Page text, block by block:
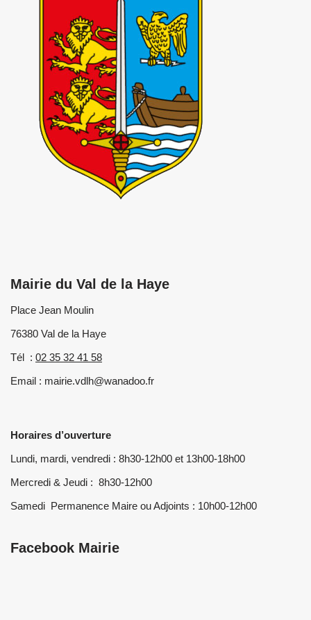
Mairie du Val de la Haye
Place Jean Moulin
76380 Val de la Haye
Tél : 02 35 32 41 58
Email : mairie.vdlh@wanadoo.fr
Horaires d’ouverture
Lundi, mardi, vendredi : 8h30-12h00 et 13h00-18h00
Mercredi & Jeudi : 8h30-12h00
Samedi Permanence Maire ou Adjoints : 10h00-12h00
Facebook Mairie